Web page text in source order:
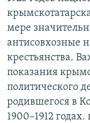
мере
антисовхозные
крестьянства.
показания
политического
родившегося в
1900–1912 годах.